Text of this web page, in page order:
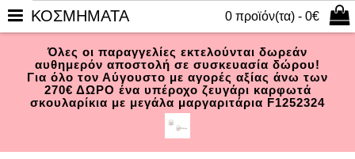
0 προϊόν(τα) - 0€
ΚΟΣΜΗΜΑΤΑ
Όλες οι παραγγελίες εκτελούνται δωρεάν
αυθημερόν αποστολή σε συσκευασία δώρου!
Για όλο τον Αύγουστο με αγορές αξίας άνω των
270€ ΔΩΡΟ ένα υπέροχο ζευγάρι καρφωτά
σκουλαρίκια με μεγάλα μαργαριτάρια F1252324